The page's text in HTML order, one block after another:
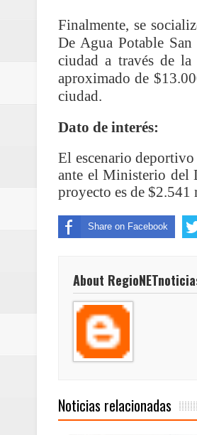
excedió
Finalmente, se
De Agua Potable
ciudad a través de
aproximado de
ciudad.
Dato de interés:
El escenario
ante el Ministerio del
proyecto es de $2.541
Share on Facebook
About
Noticias relacionadas